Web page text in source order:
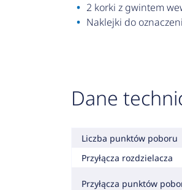
2 korki z gwintem
Naklejki do
Dane
Liczba punktów poboru
Przyłącza rozdzielacza
Przyłącza punktów